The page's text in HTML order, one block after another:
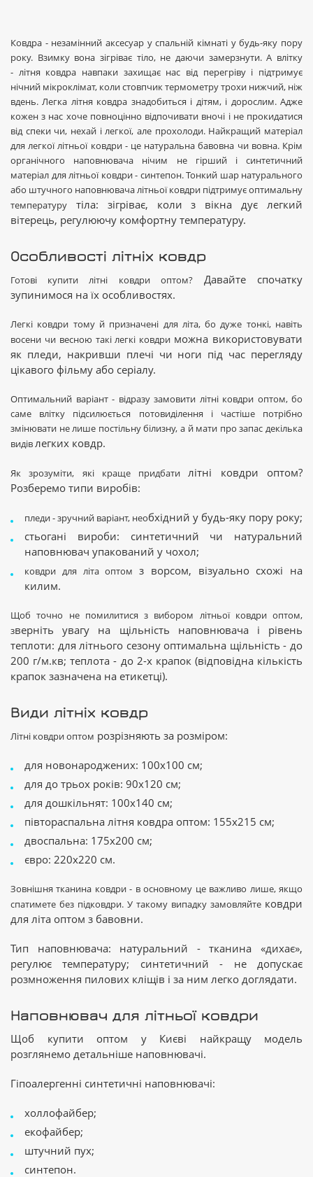
Ковдра - незамінний аксесуар у спальній кімнаті у будь-яку пору
року. Взимку вона зігріває тіло, не даючи замерзнути. А влітку
- літня ковдра навпаки захищає нас від перегріву і підтримує
нічний мікроклімат, коли стовпчик термометру трохи нижчий, ніж
вдень. Легка літня ковдра знадобиться і дітям, і дорослим. Адже
кожен з нас хоче повноцінно відпочивати вночі і не прокидатися
від спеки чи, нехай і легкої, але прохолоди. Найкращий матеріал
для легкої літньої ковдри - це натуральна бавовна чи вовна. Крім
органічного наповнювача нічим не гірший і синтетичний
матеріал для літньої ковдри - синтепон. Тонкий шар натурального
або штучного наповнювача літньої ковдри підтримує оптимальну
температуру тіла: зігріває, коли з вікна дує легкий
вітерець, регулюючу комфортну температуру.
Особливості літніх ковдр
Готові купити літні ковдри оптом?Давайте спочатку
зупинимося на їх особливостях.
Легкі ковдри тому й призначені для літа, бо дуже тонкі, навіть
восени чи весною такі легкі ковдри можна використовувати
як пледи, накривши плечі чи ноги під час перегляду
цікавого фільму або серіалу.
Оптимальний варіант - відразу замовити літні ковдри оптом, бо
саме влітку підсилюється потовиділення і частіше потрібно
змінювати не лише постільну білизну, а й мати про запас декілька
видівлегких ковдр.
Як зрозуміти, які краще придбатилітні ковдри оптом?
Розберемо типи виробів:
пледи - зручний варіант, необхідний у будь-яку пору року;
стьогані вироби: синтетичний чи натуральний
наповнювач упакований у чохол;
ковдри для літа оптом з ворсом, візуально схожі на
килим.
Щоб точно не помилитися з вибором літньої ковдри оптом,
зверніть увагу на щільність наповнювача і рівень
теплоти: для літнього сезону оптимальна щільність - до
200 г/м.кв; теплота - до 2-х крапок (відповідна кількість
крапок зазначена на етикетці).
Види літніх ковдр
Літні ковдри оптом розрізняють за розміром:
для новонароджених: 100х100 см;
для до трьох років: 90х120 см;
для дошкільнят: 100х140 см;
півтораспальна літня ковдра оптом: 155х215 см;
двоспальна: 175х200 см;
євро: 220х220 см.
Зовнішня тканина ковдри - в основному це важливо лише, якщо
спатимете без підковдри. У такому випадку замовляйте ковдри
для літа оптом з бавовни.
Тип наповнювача: натуральний - тканина «дихає»,
регулює температуру; синтетичний - не допускає
розмноження пилових кліщів і за ним легко доглядати.
Наповнювач для літньої ковдри
Щоб купити оптом у Києві найкращу модель
розглянемо детальніше наповнювачі.
Гіпоалергенні синтетичні наповнювачі:
холлофайбер;
екофайбер;
штучний пух;
синтепон.